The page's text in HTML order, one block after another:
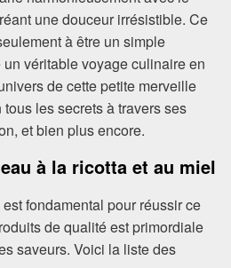
une douceur irrésistible. Ce
à être un simple
véritable voyage culinaire en
de cette petite merveille
les secrets à travers ses
et bien plus encore.
à la ricotta et au miel
fondamental pour réussir ce
de qualité est primordiale
saveurs. Voici la liste des